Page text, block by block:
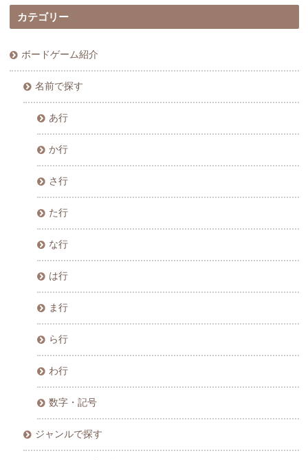
カテゴリー
ボードゲーム紹介
名前で探す
あ行
か行
さ行
た行
な行
は行
ま行
ら行
わ行
数字・記号
ジャンルで探す